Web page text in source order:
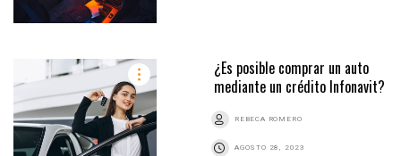
¿Es posible comprar un auto
mediante un crédito Infonavit?
REBECA ROMERO
AGOSTO 28, 2023